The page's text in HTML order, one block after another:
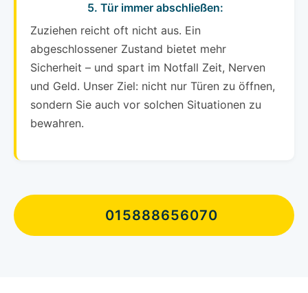
5. Tür immer abschließen:
Zuziehen reicht oft nicht aus. Ein
abgeschlossener Zustand bietet mehr
Sicherheit – und spart im Notfall Zeit, Nerven
und Geld. Unser Ziel: nicht nur Türen zu öffnen,
sondern Sie auch vor solchen Situationen zu
bewahren.
015888656070